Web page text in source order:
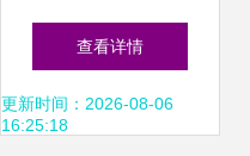
管理应注意哪些事
宜
查看详情
更新时间：2026-08-06
16:25:18